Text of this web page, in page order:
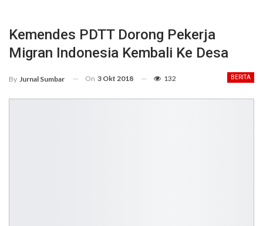
Kemendes PDTT Dorong Pekerja
Migran Indonesia Kembali Ke Desa
BERITA
By Jurnal Sumbar On 3 Okt 2018 132